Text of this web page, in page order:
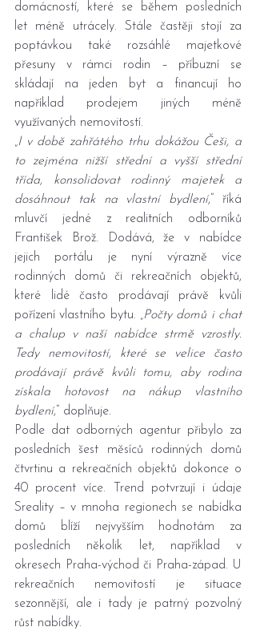
domácností, které se během posledních
let méně utrácely. Stále častěji stojí za
poptávkou také rozsáhlé majetkové
přesuny v rámci rodin – příbuzní se
skládají na jeden byt a financují ho
například prodejem jiných méně
využívaných nemovitostí.
„I v době zahřátého trhu dokážou Češi, a
to zejména nižší střední a vyšší střední
třída, konsolidovat rodinný majetek a
dosáhnout tak na vlastní bydlení,“ říká
mluvčí jedné z realitních odborníků
František Brož. Dodává, že v nabídce
jejich portálu je nyní výrazně více
rodinných domů či rekreačních objektů,
které lidé často prodávají právě kvůli
pořízení vlastního bytu. „Počty domů i chat
a chalup v naší nabídce strmě vzrostly.
Tedy nemovitostí, které se velice často
prodávají právě kvůli tomu, aby rodina
získala hotovost na nákup vlastního
bydlení,“ doplňuje.
Podle dat odborných agentur přibylo za
posledních šest měsíců rodinných domů
čtvrtinu a rekreačních objektů dokonce o
40 procent více. Trend potvrzují i údaje
Sreality – v mnoha regionech se nabídka
domů blíží nejvyšším hodnotám za
posledních několik let, například v
okresech Praha-východ či Praha-západ. U
rekreačních nemovitostí je situace
sezonnější, ale i tady je patrný pozvolný
růst nabídky.